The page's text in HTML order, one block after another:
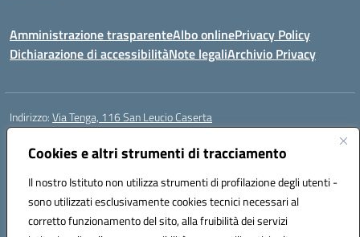
Cookies e altri strumenti di tracciamento
Il nostro Istituto non utilizza strumenti di profilazione degli utenti -
sono utilizzati esclusivamente cookies tecnici necessari al
corretto funzionamento del sito, alla fruibilità dei servizi
Amministrazione trasparenteAlbo onlinePrivacy Policy
Dichiarazione di accessibilitàNote legaliArchivio Privacy
Indirizzo:Via Tenga, 116 San Leucio Caserta
Centralino:
Posta elettronica certificata (PEC):ceis042009@pec.istruzione.it
Codice fiscale: 93098380616
Codice meccanografico:CEIS042009
Codice Indice delle Pubbliche Amministrazioni (IPA): islasleu
Codice unico di fatturazione (CUF): UFLTNX